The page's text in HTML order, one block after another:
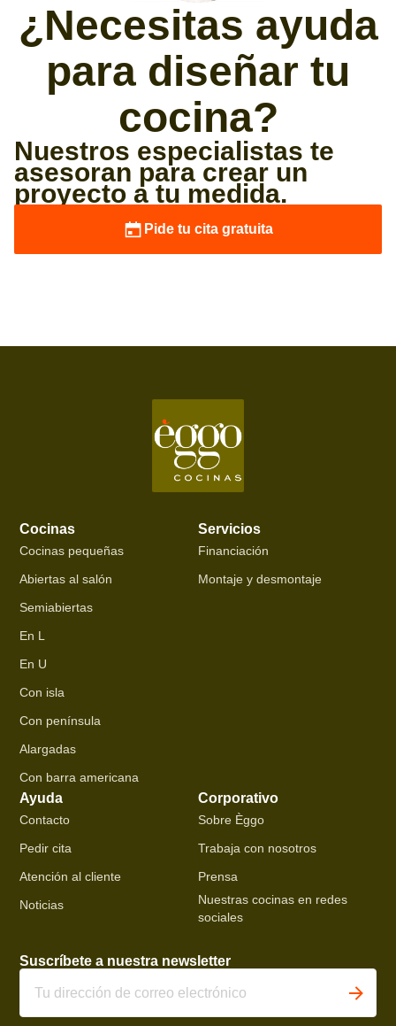
¿Necesitas ayuda
para diseñar tu
cocina?
Nuestros especialistas te
asesoran para crear un
proyecto a tu medida.
Pide tu cita gratuita
Cocinas
Cocinas pequeñas
Abiertas al salón
Semiabiertas
En L
En U
Con isla
Con península
Alargadas
Con barra americana
Servicios
Financiación
Montaje y desmontaje
Ayuda
Contacto
Pedir cita
Atención al cliente
Noticias
Corporativo
Sobre Èggo
Trabaja con nosotros
Prensa
Nuestras cocinas en redes
sociales
Suscríbete a nuestra newsletter